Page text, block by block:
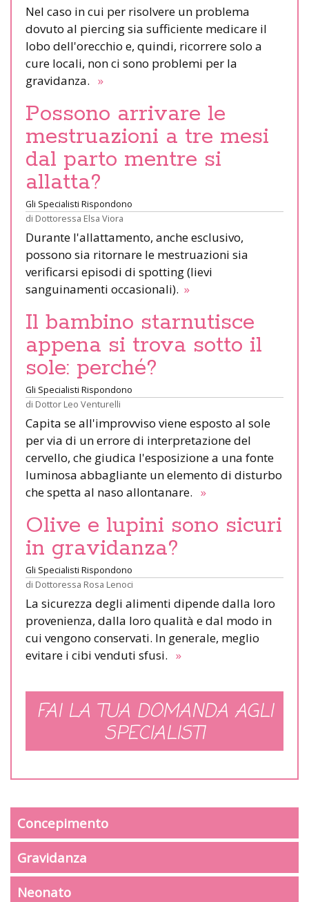
Nel caso in cui per risolvere un problema
dovuto al piercing sia sufficiente medicare il
lobo dell'orecchio e, quindi, ricorrere solo a
cure locali, non ci sono problemi per la
gravidanza. »
Possono arrivare le
mestruazioni a tre mesi
dal parto mentre si
allatta?
Gli Specialisti Rispondono
di Dottoressa Elsa Viora
Durante l'allattamento, anche esclusivo,
possono sia ritornare le mestruazioni sia
verificarsi episodi di spotting (lievi
sanguinamenti occasionali). »
Il bambino starnutisce
appena si trova sotto il
sole: perché?
Gli Specialisti Rispondono
di Dottor Leo Venturelli
Capita se all'improvviso viene esposto al sole
per via di un errore di interpretazione del
cervello, che giudica l'esposizione a una fonte
luminosa abbagliante un elemento di disturbo
che spetta al naso allontanare. »
Olive e lupini sono sicuri
in gravidanza?
Gli Specialisti Rispondono
di Dottoressa Rosa Lenoci
La sicurezza degli alimenti dipende dalla loro
provenienza, dalla loro qualità e dal modo in
cui vengono conservati. In generale, meglio
evitare i cibi venduti sfusi. »
FAI LA TUA DOMANDA AGLI
SPECIALISTI
Concepimento
Gravidanza
Neonato